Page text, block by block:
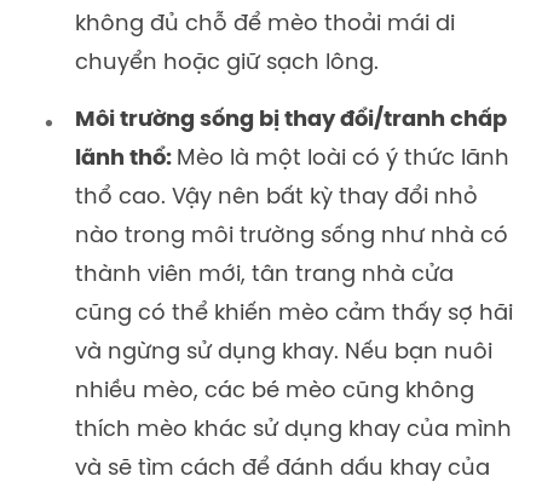
không đủ chỗ để mèo thoải mái di
chuyển hoặc giữ sạch lông.
Môi trường sống bị thay đổi/tranh chấp
lãnh thổ: Mèo là một loài có ý thức lãnh
thổ cao. Vậy nên bất kỳ thay đổi nhỏ
nào trong môi trường sống như nhà có
thành viên mới, tân trang nhà cửa
cũng có thể khiến mèo cảm thấy sợ hãi
và ngừng sử dụng khay. Nếu bạn nuôi
nhiều mèo, các bé mèo cũng không
thích mèo khác sử dụng khay của mình
và sẽ tìm cách để đánh dấu khay của